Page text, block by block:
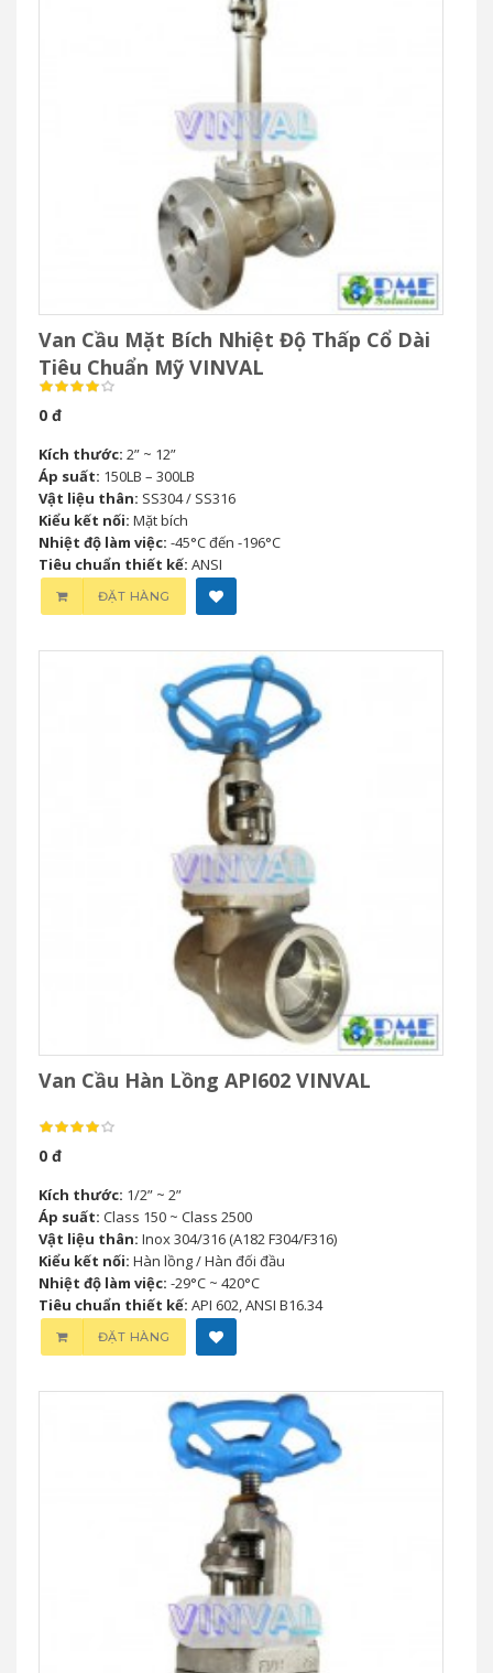
Van Cầu Mặt Bích Nhiệt Độ Thấp Cổ Dài
Tiêu Chuẩn Mỹ VINVAL
0 đ
Kích thước: 2” ~ 12”
Áp suất: 150LB – 300LB
Vật liệu thân: SS304 / SS316
Kiểu kết nối: Mặt bích
Nhiệt độ làm việc: -45°C đến -196°C
Tiêu chuẩn thiết kế: ANSI
ĐẶT HÀNG
Van Cầu Hàn Lồng API602 VINVAL
0 đ
Kích thước: 1/2” ~ 2”
Áp suất: Class 150 ~ Class 2500
Vật liệu thân: Inox 304/316 (A182 F304/F316)
Kiểu kết nối: Hàn lồng / Hàn đối đầu
Nhiệt độ làm việc: -29°C ~ 420°C
Tiêu chuẩn thiết kế: API 602, ANSI B16.34
ĐẶT HÀNG